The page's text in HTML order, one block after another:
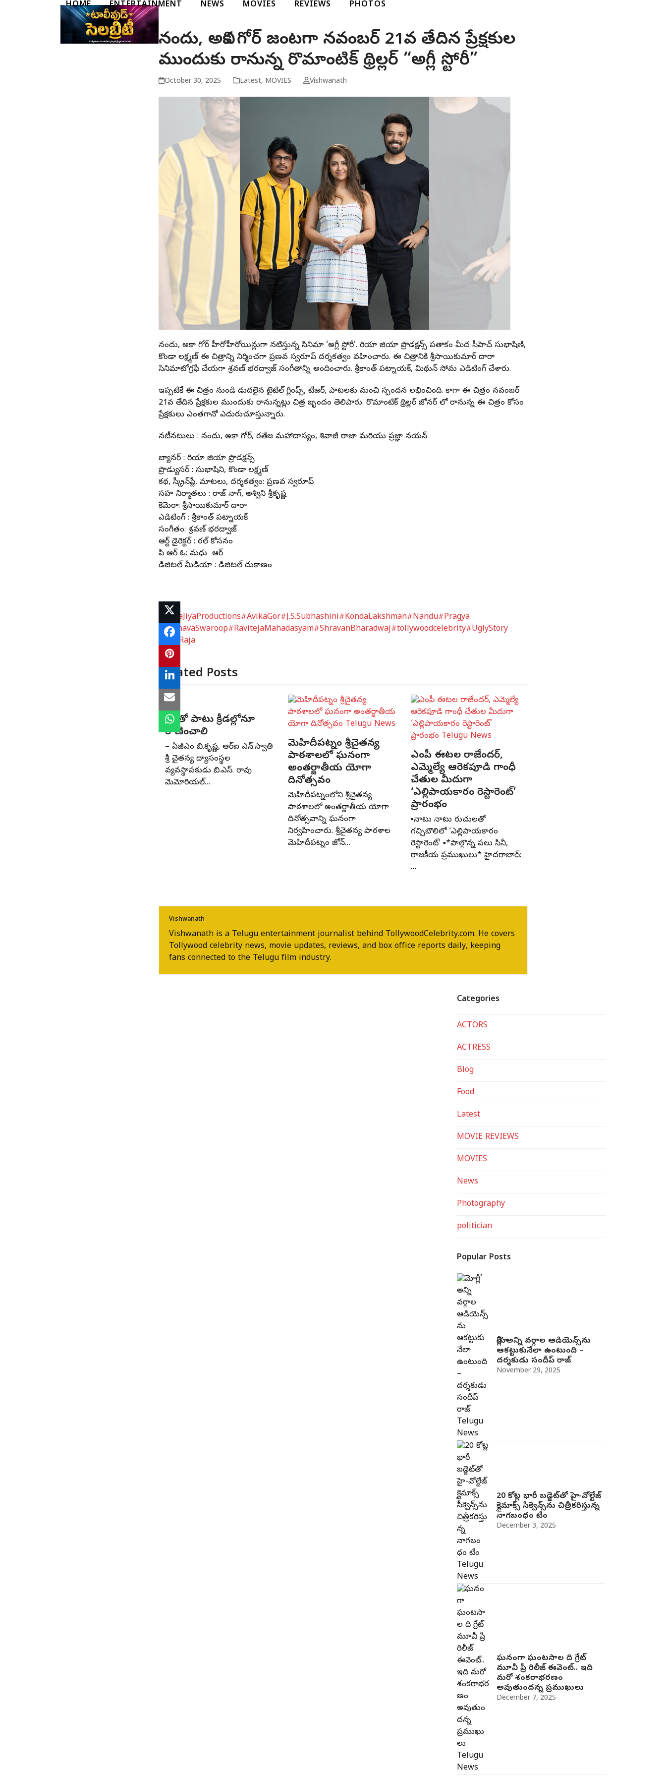
HOME ENTERTAINMENT NEWS MOVIES REVIEWS PHOTOS
నందు, అవిక గోర్ జంటగా నవంబర్ 21వ తేదిన ప్రేక్షకుల
ముందుకు రానున్న రొమాంటిక్ థ్రిల్లర్ “అగ్లీ స్టోరీ”
October 30, 2025 Latest, MOVIES Vishwanath
నందు, అవికా గోర్ హీరోహీరోయిన్లుగా నటిస్తున్న సినిమా ‘అగ్లీ స్టోరీ’. రియా జియా ప్రొడక్షన్స్ పతాకం మీద సీహెచ్ సుభాషిణి,
కొండా లక్ష్మణ్ ఈ చిత్రాన్ని నిర్మించగా ప్రణవ స్వరూప్ దర్శకత్వం వహించారు. ఈ చిత్రానికి శ్రీసాయికుమార్ దారా
సినిమాటోగ్రఫీ చేయగా శ్రవణ్ భరద్వాజ్ సంగీతాన్ని అందించారు. శ్రీకాంత్ పట్నాయక్, మిథున్ సోమ ఎడిటింగ్ చేశారు.
ఇప్పటికే ఈ చిత్రం నుండి విడుదలైన టైటిల్ గ్లింప్స్‌, టీజర్, పాటలకు మంచి స్పందన లభించింది. కాగా ఈ చిత్రం నవంబర్
21వ తేదిన ప్రేక్షకుల ముందుకు రానున్నట్లు చిత్ర బృందం తెలిపారు. రొమాంటిక్ థ్రిల్లర్ జోనర్ లో రానున్న ఈ చిత్రం కోసం
ప్రేక్షకులు ఎంతగానో ఎదురుచూస్తున్నారు.
నటీనటులు : నందు, అవికా గోర్, రవితేజ మహాదాస్యం, శివాజీ రాజా మరియు ప్రజ్ఞా నయన్
బ్యానర్ : రియా జియా ప్రొడక్షన్స్
ప్రొడ్యుసర్ : సుభాషిని, కొండా ల‌క్ష్మ‌ణ్
కథ, స్క్రీన్‌ప్లే, మాటలు, దర్శకత్వం: ప్రణవ స్వరూప్‌
సహ నిర్మాతలు : రాజ్ నాగ్, అశ్విని శ్రీకృష్ణ
కెమెరా: శ్రీసాయికుమార్‌ దారా
ఎడిటింగ్ : శ్రీకాంత్ పట్నాయక్
సంగీతం: శ్రవణ్‌ భరద్వాజ్
ఆర్ట్ డైరెక్టర్ : విఠల్ కోసనం
పి ఆర్ ఓ: మధు వి ఆర్
డిజిటల్ మీడియా : డిజిటల్ దుకాణం
# RiyaJiyaProductions#AvikaGor#J.S.Subhashini#KondaLakshman#Nandu#Pragya
#PranavaSwaroop#RavitejaMahadasyam#ShravanBharadwaj#tollywoodcelebrity#UglyStory
SivajiRaja
Related Posts
విద్యతో పాటు క్రీడల్లోనూ
రాణించాలి
– ఏజీఎం బి.కృష్ణ, ఆర్‌ఐ ఎన్‌.స్వాతి
శ్రీ చైతన్య విద్యాసంస్థల
వ్యవస్థాపకుడు బి.ఎస్‌. రావు
మెమోరియల్‌…
మెహిదీపట్నం శ్రీచైతన్య
పాఠశాలలో ఘనంగా
అంతర్జాతీయ యోగా
దినోత్సవం
మెహిదీపట్నంలోని శ్రీచైతన్య
పాఠశాలలో అంతర్జాతీయ యోగా
దినోత్సవాన్ని ఘనంగా
నిర్వహించారు. శ్రీచైతన్య పాఠశాల
మెహిదీపట్నం జోన్‌…
ఎంపీ ఈటల రాజేందర్,
ఎమ్మెల్యే ఆరెకపూడి గాంధీ
చేతుల మీదుగా
‘ఎల్లిపాయకారం రెస్టారెంట్’
ప్రారంభం
▪️నాటు నాటు రుచులతో
గచ్చిబౌలిలో 'ఎల్లిపాయకారం
రెస్టారెంట్' ▪️*పాల్గొన్న పలు సినీ,
రాజకీయ ప్రముఖులు* హైదరాబాద్:
…
Vishwanath
Vishwanath is a Telugu entertainment journalist behind TollywoodCelebrity.com. He covers
Tollywood celebrity news, movie updates, reviews, and box office reports daily, keeping
fans connected to the Telugu film industry.
Categories
ACTORS
ACTRESS
Blog
Food
Latest
MOVIE REVIEWS
MOVIES
News
Photography
politician
Popular Posts
మోగ్లీ’ అన్ని వర్గాల ఆడియెన్స్‌ను
ఆకట్టుకునేలా ఉంటుంది –
దర్శకుడు సందీప్ రాజ్
November 29, 2025
20 కోట్ల భారీ బడ్జెట్‌తో హై-వోల్టేజ్
క్లైమాక్స్ సీక్వెన్స్‌ను చిత్రీకరిస్తున్న
నాగబంధం టీం
December 3, 2025
ఘనంగా ఘంటసాల ది గ్రేట్
మూవీ ప్రీ రిలీజ్ ఈవెంట్.. ఇది
మరో శంకరాభరణం
అవుతుందన్న ప్రముఖులు
December 7, 2025